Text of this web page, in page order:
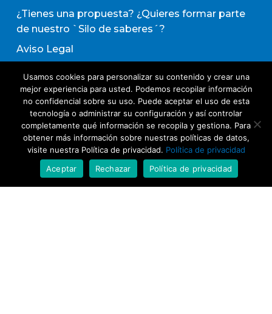
¿Tienes una propuesta? ¿Quieres formar parte
de nuestro `Silo de saberes´?
Aviso Legal
Política de Transparencia
Política de Evaluación de Proveedores
Suscribirse a nuestro boletín de actividades
Usamos cookies para personalizar su contenido y crear una
mejor experiencia para usted. Podemos recopilar información
no confidencial sobre su uso. Puede aceptar el uso de esta
tecnología o administrar su configuración y así controlar
completamente qué información se recopila y gestiona. Para
obtener más información sobre nuestras políticas de datos,
visite nuestra Política de privacidad. Política de privacidad
Aceptar
Rechazar Política de privacidad